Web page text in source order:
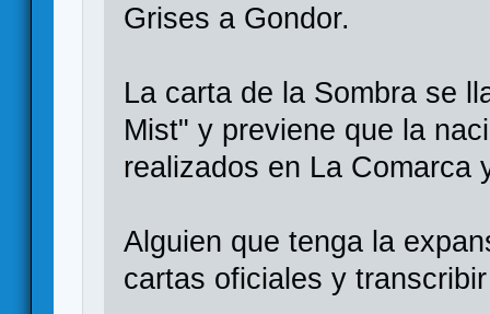
Grises a Gondor.
La carta de la Sombra se
Mist" y previene que la
realizados en La Comarca
Alguien que tenga la
cartas oficiales y